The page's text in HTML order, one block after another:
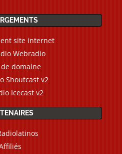
site internet
Webradio
domaine
Shoutcast v2
Icecast v2